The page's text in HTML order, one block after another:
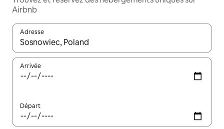
Airbnb
Adresse
Lorsque les résultats s'affichent, utilisez les flèches vers le
Arrivée
Départ